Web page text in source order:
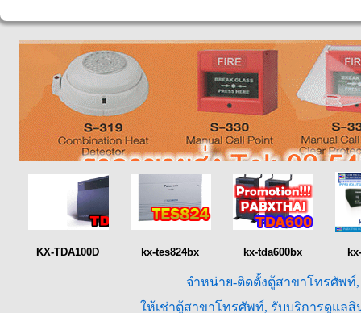
KX-TDA100D kx-tes824bx kx-tda600bx
จำหน่าย-ติดตั้งตู้สาขาโทรศัพ
ให้เช่าตู้สาขาโทรศัพท์, รับบริการดูแล